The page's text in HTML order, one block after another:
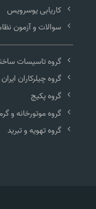
کاریابی یوسرویس
سوالات و آزمون
گروه تاسیسات
گروه چیلرکاران ایران
گروه پکیج
گروه موتورخانه و
گروه تهویه و تبرید